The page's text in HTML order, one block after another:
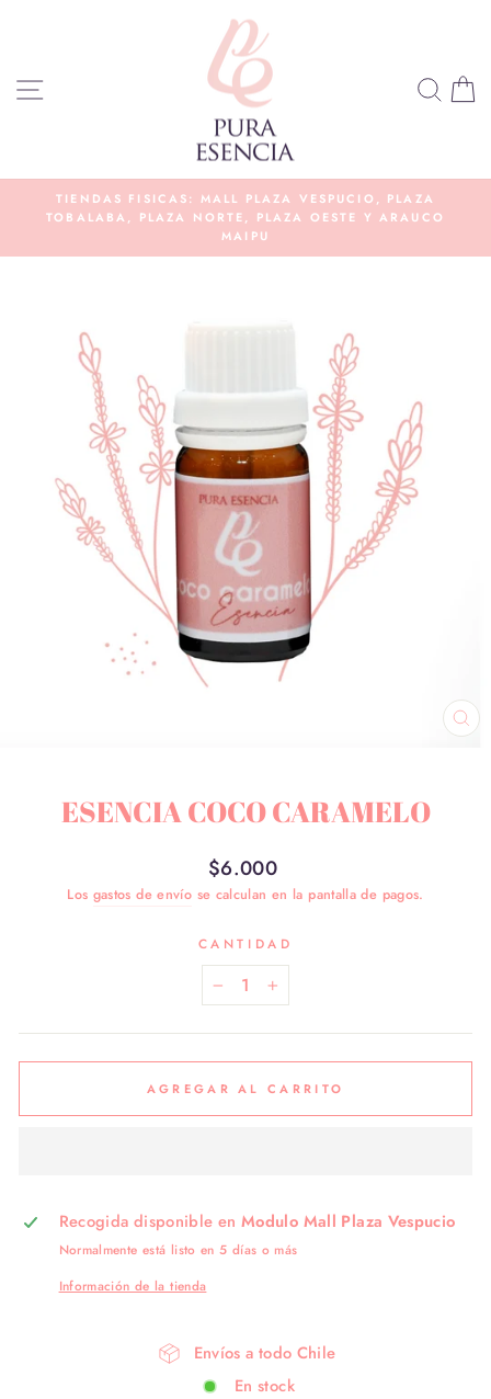
contenido
diapositivas
TIENDAS FISICAS: MALL PLAZA VESPUCIO, PLAZA
TOBALABA, PLAZA NORTE, PLAZA OESTE Y ARAUCO
MAIPU
ESENCIA COCO CARAMELO
Precio
habitual
$6.000
Los gastos de envío se calculan en la pantalla de pagos.
CANTIDAD
+
AGREGAR AL CARRITO
Recogida disponible enModulo Mall Plaza Vespucio
Normalmente está listo en 5 días o más
Información de la tienda
Envíos a todo Chile
En stock